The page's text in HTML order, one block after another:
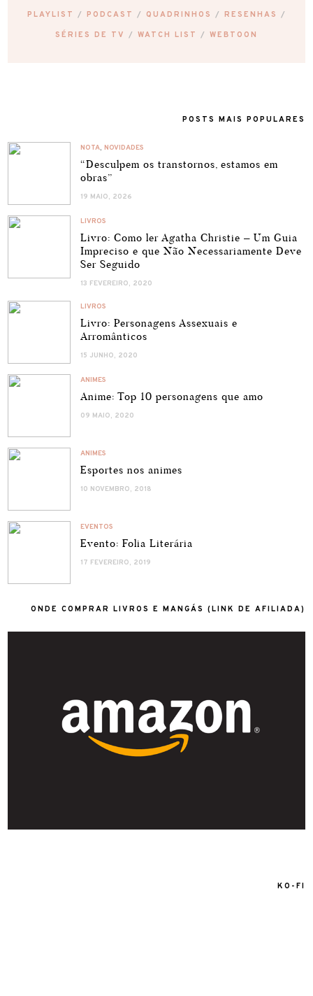
PLAYLIST PODCAST QUADRINHOS RESENHAS
SÉRIES DE TV WATCH LIST WEBTOON
POSTS MAIS POPULARES
NOTA,NOVIDADES
“Desculpem os transtornos, estamos em
obras”
19 MAIO, 2026
LIVROS
Livro: Como ler Agatha Christie – Um Guia
Impreciso e que Não Necessariamente Deve
Ser Seguido
13 FEVEREIRO, 2020
LIVROS
Livro: Personagens Assexuais e
Arromânticos
15 JUNHO, 2020
ANIMES
Anime: Top 10 personagens que amo
09 MAIO, 2020
ANIMES
Esportes nos animes
10 NOVEMBRO, 2018
EVENTOS
Evento: Folia Literária
17 FEVEREIRO, 2019
ONDE COMPRAR LIVROS E MANGÁS (LINK DE AFILIADA)
KO-FI